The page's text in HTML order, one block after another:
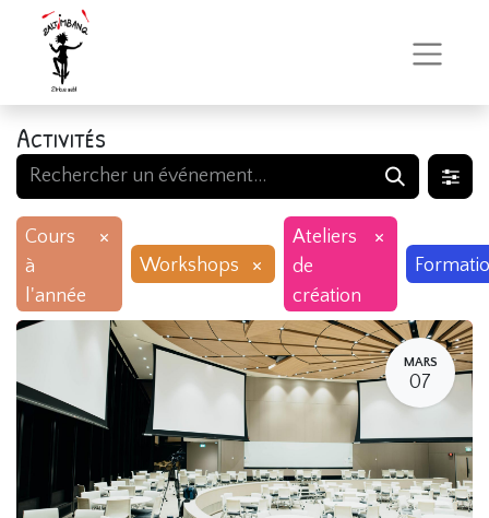
Activités
Cours
à
l'année
×
Workshops ×
Ateliers
de
création
×
MARS
07